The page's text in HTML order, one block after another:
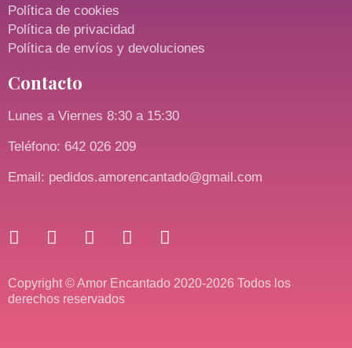
Política de cookies
Política de privacidad
Política de envíos y devoluciones
Contacto
Lunes a Viernes 8:30 a 15:30
Teléfono: 642 026 209
Email: pedidos.amorencantado@gmail.com
Copyright © Amor Encantado 2020-2026 Todos los
derechos reservados